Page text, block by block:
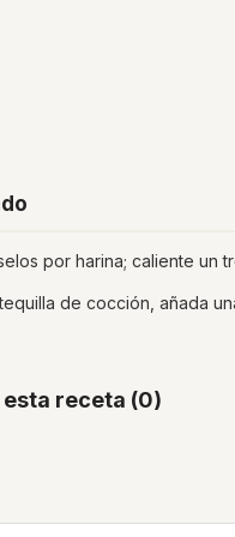
por harina; caliente un
de cocción, añada
receta (0)